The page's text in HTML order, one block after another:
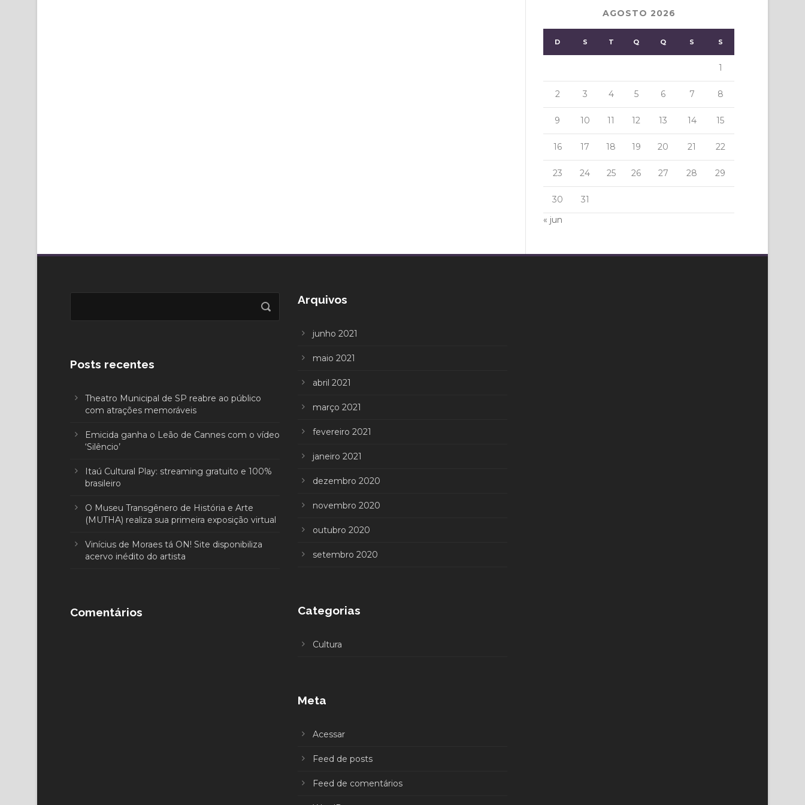
AGOSTO 2026
D S T Q Q S S
1
2 3 4 5 6 7 8
9 10 11 12 13 14 15
16 17 18 19 20 21 22
23 24 25 26 27 28 29
30
31
« jun
Posts recentes
Theatro Municipal de SP reabre ao público
com atrações memoráveis
Emicida ganha o Leão de Cannes com o vídeo
‘Silêncio’
Itaú Cultural Play: streaming gratuito e 100%
brasileiro
O Museu Transgênero de História e Arte
(MUTHA) realiza sua primeira exposição virtual
Vinícius de Moraes tá ON! Site disponibiliza
acervo inédito do artista
Comentários
Arquivos
junho 2021
maio 2021
abril 2021
março 2021
fevereiro 2021
janeiro 2021
dezembro 2020
novembro 2020
outubro 2020
setembro 2020
Categorias
Cultura
Meta
Acessar
Feed de posts
Feed de comentários